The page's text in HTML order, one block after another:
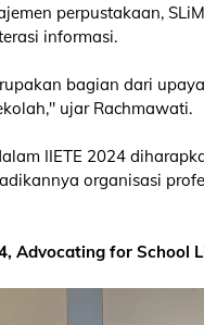
perpustakaan,
informasi.
bagian dari
ujar Rachmawati.
IIETE 2024
organisasi
Advocating for School